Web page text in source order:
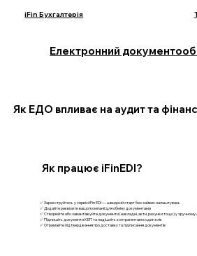
iFin Бухгалтерія
Електронний
Як ЕДО впливає на аудит та
✅ Зареєструйтесь у сервісі iFin EDI — швидкий старт без зайвих налаштувань
✅ Додайте реквізити вашої компанії для обміну документами
✅ Створюйте або завантажуйте документи (накладні, акти, рахунки тощо) у зручному
✅ Підпишіть документи КЕП та надішліть контрагентам в один клік
✅ Отримайте підтвердження про доставку та підписання документів
Як працює iFinEDI?